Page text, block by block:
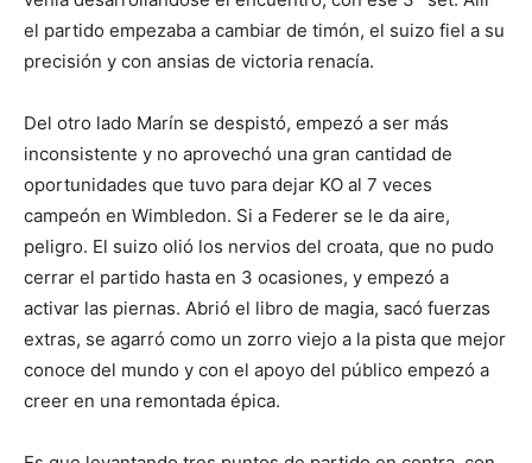
el partido empezaba a cambiar de timón, el suizo fiel a su
precisión y con ansias de victoria renacía.
Del otro lado Marín se despistó, empezó a ser más
inconsistente y no aprovechó una gran cantidad de
oportunidades que tuvo para dejar KO al 7 veces
campeón en Wimbledon. Si a Federer se le da aire,
peligro. El suizo olió los nervios del croata, que no pudo
cerrar el partido hasta en 3 ocasiones, y empezó a
activar las piernas. Abrió el libro de magia, sacó fuerzas
extras, se agarró como un zorro viejo a la pista que mejor
conoce del mundo y con el apoyo del público empezó a
creer en una remontada épica.